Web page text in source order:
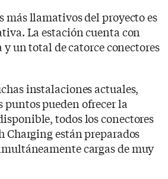
más llamativos del proyecto es
La estación cuenta con
y un total de catorce conectores
instalaciones actuales,
puntos pueden ofrecer la
todos los conectores
Charging están preparados
cargas de muy